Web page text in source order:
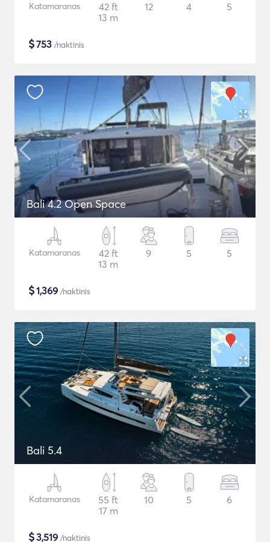
Katamaranas
42 ft
13 m
12 4 5
$753 /naktinis
Bali 4.2 Open Space
Katamaranas
42 ft
13 m
9 5 5
$1,369 /naktinis
Bali 5.4
Katamaranas
55 ft
17 m
10 5 6
$3,519 /naktinis